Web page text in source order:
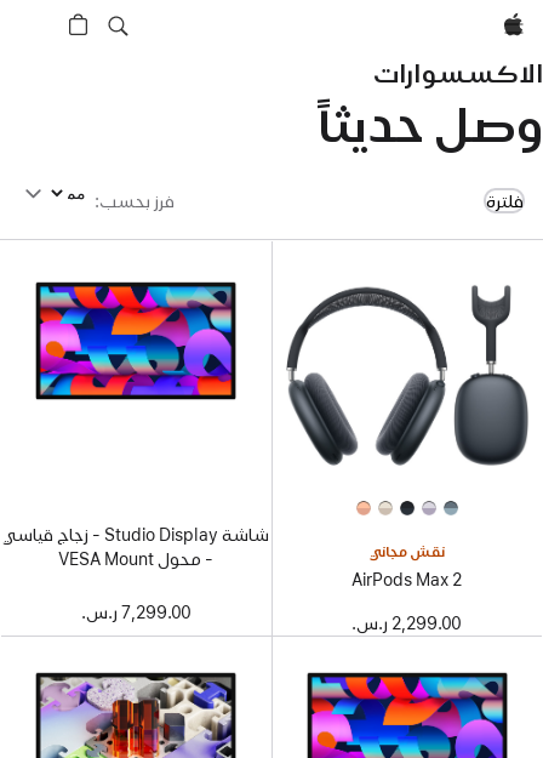
Apple‏
الاكسسوارات
وصل حديثاً
فلترة فرز بحسب: فرز بحسب
نقش مجاني
AirPods Max 2
2,299.00 ر.س.‏
شاشة Studio Display - زجاج قياسي
- محول VESA Mount
7,299.00 ر.س.‏